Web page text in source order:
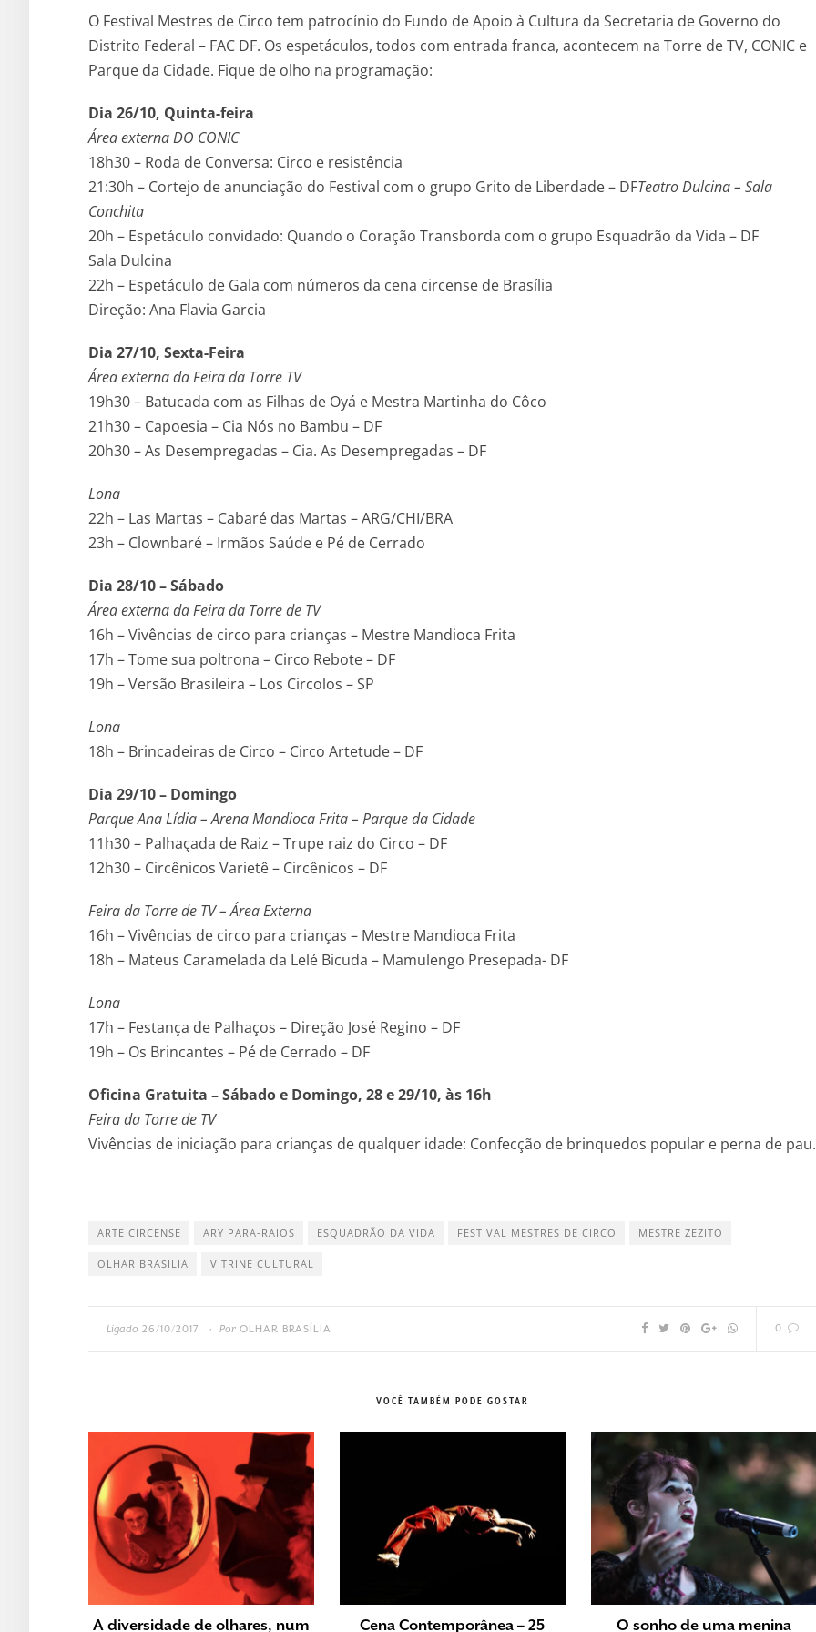
O Festival Mestres de Circo tem patrocínio do Fundo de Apoio à Cultura da Secretaria de Governo do
Distrito Federal – FAC DF. Os espetáculos, todos com entrada franca, acontecem na Torre de TV, CONIC e
Parque da Cidade. Fique de olho na programação:
Dia 26/10, Quinta-feira
Área externa DO CONIC
18h30 – Roda de Conversa: Circo e resistência
21:30h – Cortejo de anunciação do Festival com o grupo Grito de Liberdade – DFTeatro Dulcina – Sala
Conchita
20h – Espetáculo convidado: Quando o Coração Transborda com o grupo Esquadrão da Vida – DF
Sala Dulcina
22h – Espetáculo de Gala com números da cena circense de Brasília
Direção: Ana Flavia Garcia
Dia 27/10, Sexta-Feira
Área externa da Feira da Torre TV
19h30 – Batucada com as Filhas de Oyá e Mestra Martinha do Côco
21h30 – Capoesia – Cia Nós no Bambu – DF
20h30 – As Desempregadas – Cia. As Desempregadas – DF
Lona
22h – Las Martas – Cabaré das Martas – ARG/CHI/BRA
23h – Clownbaré – Irmãos Saúde e Pé de Cerrado
Dia 28/10 – Sábado
Área externa da Feira da Torre de TV
16h – Vivências de circo para crianças – Mestre Mandioca Frita
17h – Tome sua poltrona – Circo Rebote – DF
19h – Versão Brasileira – Los Circolos – SP
Lona
18h – Brincadeiras de Circo – Circo Artetude – DF
Dia 29/10 – Domingo
Parque Ana Lídia – Arena Mandioca Frita – Parque da Cidade
11h30 – Palhaçada de Raiz – Trupe raiz do Circo – DF
12h30 – Circênicos Varietê – Circênicos – DF
Feira da Torre de TV – Área Externa
16h – Vivências de circo para crianças – Mestre Mandioca Frita
18h – Mateus Caramelada da Lelé Bicuda – Mamulengo Presepada- DF
Lona
17h – Festança de Palhaços – Direção José Regino – DF
19h – Os Brincantes – Pé de Cerrado – DF
Oficina Gratuita – Sábado e Domingo, 28 e 29/10, às 16h
Feira da Torre de TV
Vivências de iniciação para crianças de qualquer idade: Confecção de brinquedos popular e perna de pau.
ARTE CIRCENSE ARY PARA-RAIOS ESQUADRÃO DA VIDA FESTIVAL MESTRES DE CIRCO MESTRE ZEZITO
OLHAR BRASILIA VITRINE CULTURAL
Ligado 26/10/2017 • Por OLHAR BRASÍLIA 0
VOCÊ TAMBÉM PODE GOSTAR
A diversidade de olhares, num Cena Contemporânea – 25 O sonho de uma menina